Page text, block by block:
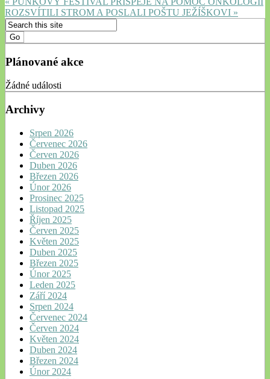
ROZSVÍTILI STROM A POSLALI POŠTU JEŽÍŠKOVI »
Plánované akce
Žádné události
Archivy
Srpen 2026
Červenec 2026
Červen 2026
Duben 2026
Březen 2026
Únor 2026
Prosinec 2025
Listopad 2025
Říjen 2025
Červen 2025
Květen 2025
Duben 2025
Březen 2025
Únor 2025
Leden 2025
Září 2024
Srpen 2024
Červenec 2024
Červen 2024
Květen 2024
Duben 2024
Březen 2024
Únor 2024